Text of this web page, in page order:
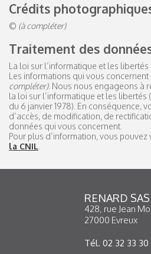
Crédits
© (à compléter)
Traitement des
La loi sur l’informatique et les libertés :
Les informations qui vous
compléter). Nous nous engageons à
la loi sur l’informatique et les libertés
du 6 janvier 1978). En conséquence,
d’accès, de modification, de
données qui vous concernent.
Pour plus d’information, vous
la CNIL
RENARD SAS
428, rue Jean
27000 Evreux
Tél. 02 32 33 30